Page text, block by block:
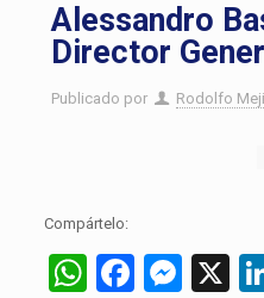
Alessandro
Director
Publicado por Rodolfo
Compártelo:
WhatsApp
X